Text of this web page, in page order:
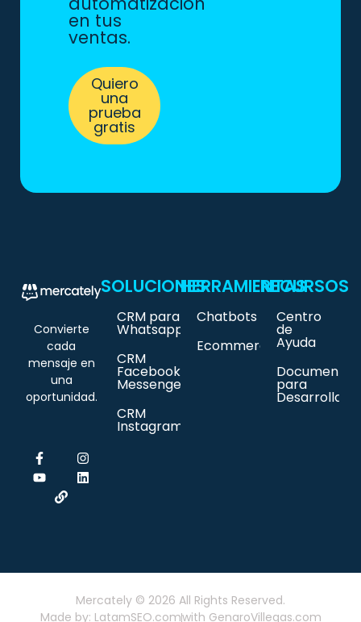
en tus
ventas.
Quiero
una
prueba
gratis
Convierte
cada
mensaje en
una
oportunidad.
SOLUCIONES
CRM para
Whatsapp
CRM
Facebook
Messenger
CRM
Instagram
HERRAMIENTAS
Chatbots
Ecommerce
RECURSOS
Centro
de
Ayuda
para
Mercately © 2026 All Rights Reserved.
Made by: LatamSEO.comwith GenaroVillegas.com